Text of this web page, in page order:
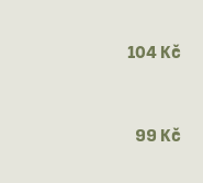
104 Kč
99 Kč